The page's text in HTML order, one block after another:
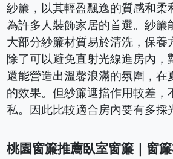
紗簾，以其輕盈飄逸的質感和柔
為許多人裝飾家居的首選。紗簾
大部分紗簾材質易於清洗，保養
除了可以避免直射光線進房內，
還能營造出溫馨浪滿的氛圍，在
的效果。但紗簾遮擋作用較差，
私。因此比較適合房內要有多採
桃園窗簾推薦臥室窗簾｜窗